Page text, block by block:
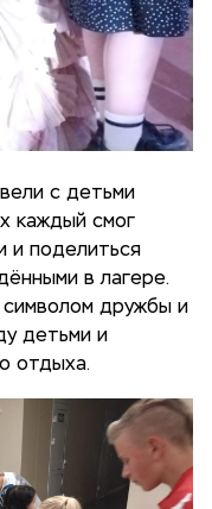
с детьми
каждый смог
и поделиться
в лагере.
дружбы и
детьми и
отдыха.